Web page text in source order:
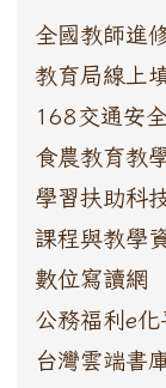
全國教師進
教育局線上
168交通安
食農教育教
學習扶助科
課程與教學
數位寫讀網
公務福利e化
台灣雲端書